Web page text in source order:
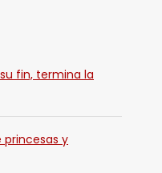
fin, termina la
princesas y